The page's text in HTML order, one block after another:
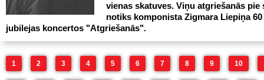
vienas skatuves. Viņu atgriešanās pie
notiks komponista Zigmara Liepiņa
jubilejas koncertos "Atgriešanās".
1 2 3 4 5 6 7 8 9 10